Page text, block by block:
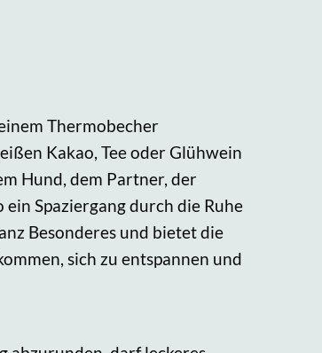
Thermobecher
Kakao, Tee oder Glühwein
Hund, dem Partner, der
Spaziergang durch die Ruhe
Besonderes und bietet die
sich zu entspannen und